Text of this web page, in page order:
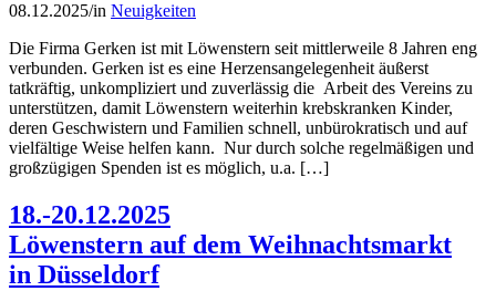
08.12.2025/in Neuigkeiten
Die Firma Gerken ist mit Löwenstern seit mittlerweile 8 Jahren eng
verbunden. Gerken ist es eine Herzensangelegenheit äußerst
tatkräftig, unkompliziert und zuverlässig die Arbeit des Vereins zu
unterstützen, damit Löwenstern weiterhin krebskranken Kinder,
deren Geschwistern und Familien schnell, unbürokratisch und auf
vielfältige Weise helfen kann. Nur durch solche regelmäßigen und
großzügigen Spenden ist es möglich, u.a. […]
18.-20.12.2025
Löwenstern auf dem Weihnachtsmarkt
in Düsseldorf